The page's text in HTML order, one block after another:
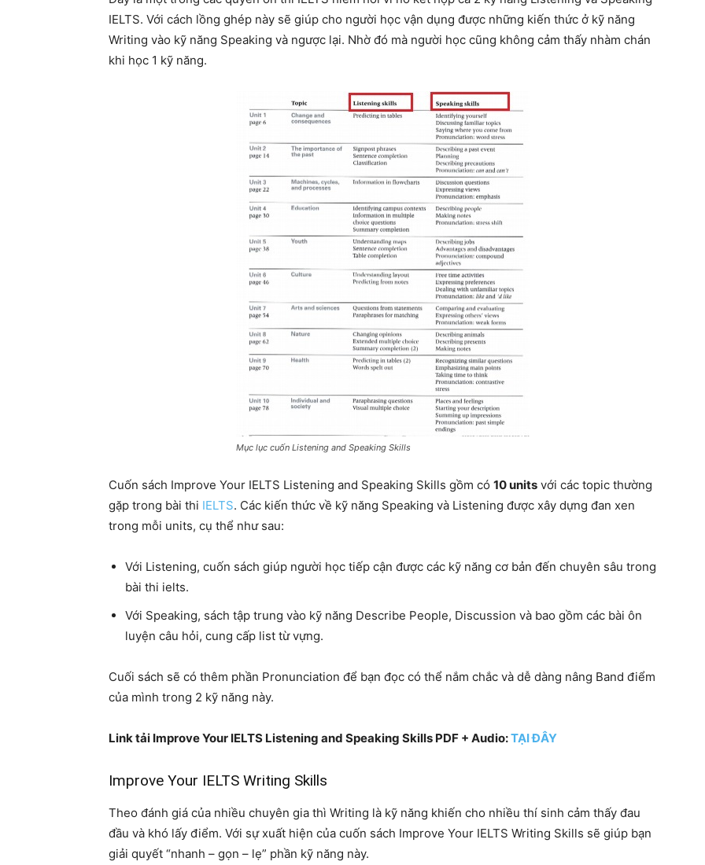
IELTS. Với cách lồng ghép này sẽ giúp cho người học vận dụng được những kiến thức ở kỹ năng
Writing vào kỹ năng Speaking và ngược lại. Nhờ đó mà người học cũng không cảm thấy nhàm chán
khi học 1 kỹ năng.
Mục lục cuốn Listening and Speaking Skills
Cuốn sách Improve Your IELTS Listening and Speaking Skills gồm có 10 units với các topic thường
gặp trong bài thi IELTS. Các kiến thức về kỹ năng Speaking và Listening được xây dựng đan xen
trong mỗi units, cụ thể như sau:
Với Listening, cuốn sách giúp người học tiếp cận được các kỹ năng cơ bản đến chuyên sâu trong
bài thi ielts.
Với Speaking, sách tập trung vào kỹ năng Describe People, Discussion và bao gồm các bài ôn
luyện câu hỏi, cung cấp list từ vựng.
Cuối sách sẽ có thêm phần Pronunciation để bạn đọc có thể nắm chắc và dễ dàng nâng Band điểm
của mình trong 2 kỹ năng này.
Link tải Improve Your IELTS Listening and Speaking Skills PDF + Audio:TẠI ĐÂY
Improve Your IELTS Writing Skills
Theo đánh giá của nhiều chuyên gia thì Writing là kỹ năng khiến cho nhiều thí sinh cảm thấy đau
đầu và khó lấy điểm. Với sự xuất hiện của cuốn sách Improve Your IELTS Writing Skills sẽ giúp bạn
giải quyết “nhanh – gọn – lẹ” phần kỹ năng này.